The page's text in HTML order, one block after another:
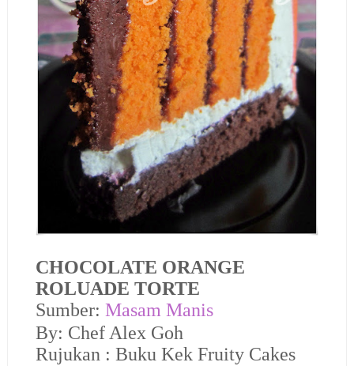
CHOCOLATE ORANGE
ROLUADE TORTE
Sumber: Masam Manis
By: Chef Alex Goh
Rujukan : Buku Kek Fruity Cakes